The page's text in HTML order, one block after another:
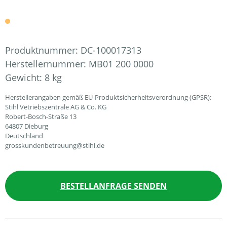
Produktnummer: DC-100017313
Herstellernummer: MB01 200 0000
Gewicht: 8 kg
Herstellerangaben gemäß EU-Produktsicherheitsverordnung (GPSR):
Stihl Vetriebszentrale AG & Co. KG
Robert-Bosch-Straße 13
64807 Dieburg
Deutschland
grosskundenbetreuung@stihl.de
BESTELLANFRAGE SENDEN